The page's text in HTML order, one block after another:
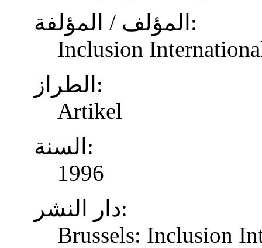
المؤلف / المؤلفة:
Inclusion
الطراز:
Artikel
السنة:
1996
دار النشر:
Brussels: Inclusion